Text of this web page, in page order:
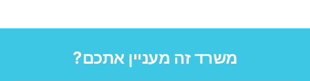
משרד זה מעניין אתכם?